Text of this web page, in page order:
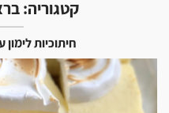
קטגוריה:
חיתוכיות